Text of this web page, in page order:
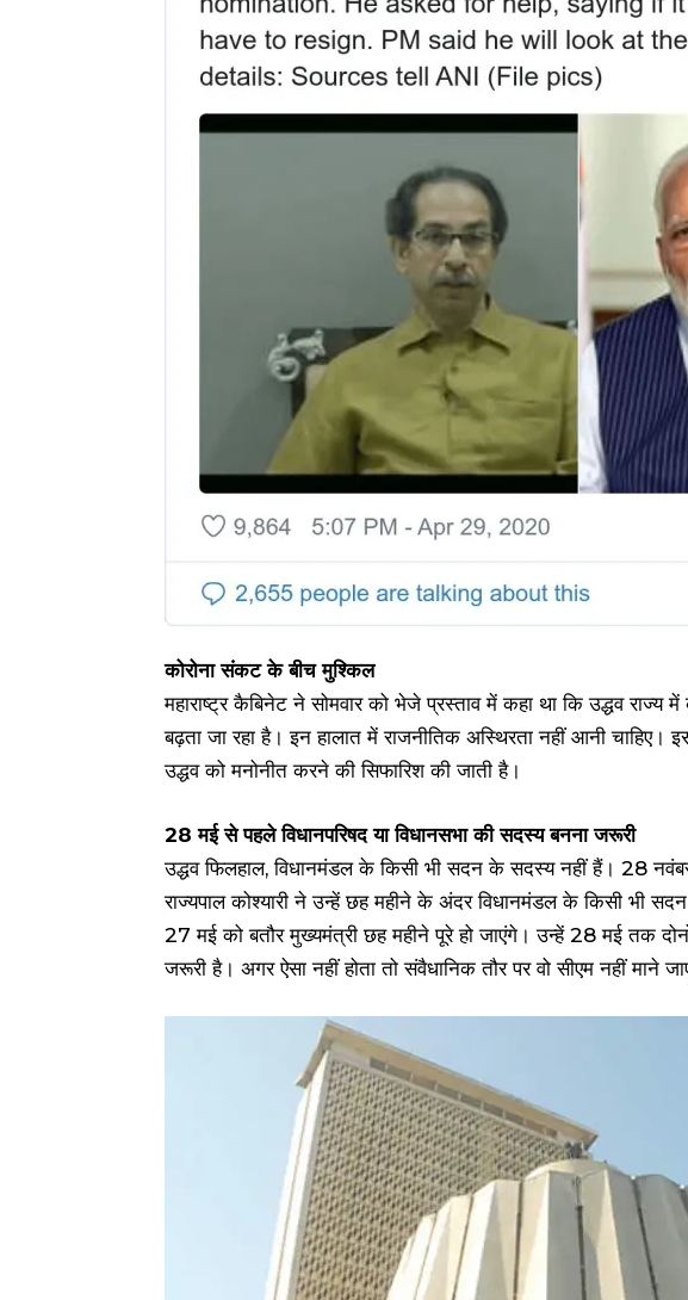
कोरोना संकट के बीच मुश्किल
महाराष्ट्र कैबिनेट ने सोमवार को भेजे प्रस्ताव में कहा था कि उद्धव
बढ़ता जा रहा है। इन हालात में राजनीतिक अस्थिरता नहीं आनी चाहिए।
उद्धव को मनोनीत करने की सिफारिश की जाती है।
28 मई से पहले विधानपरिषद या विधानसभा की सदस्य बनना जरूरी
उद्धव फिलहाल, विधानमंडल के किसी भी सदन के सदस्य नहीं हैं। 28
राज्यपाल कोश्यारी ने उन्हें छह महीने के अंदर विधानमंडल के किसी भी
27 मई को बतौर मुख्यमंत्री छह महीने पूरे हो जाएंगे। उन्हें 28 मई तक
जरूरी है। अगर ऐसा नहीं होता तो संवैधानिक तौर पर वो सीएम नहीं माने